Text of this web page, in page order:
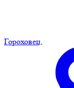
Гороховец,